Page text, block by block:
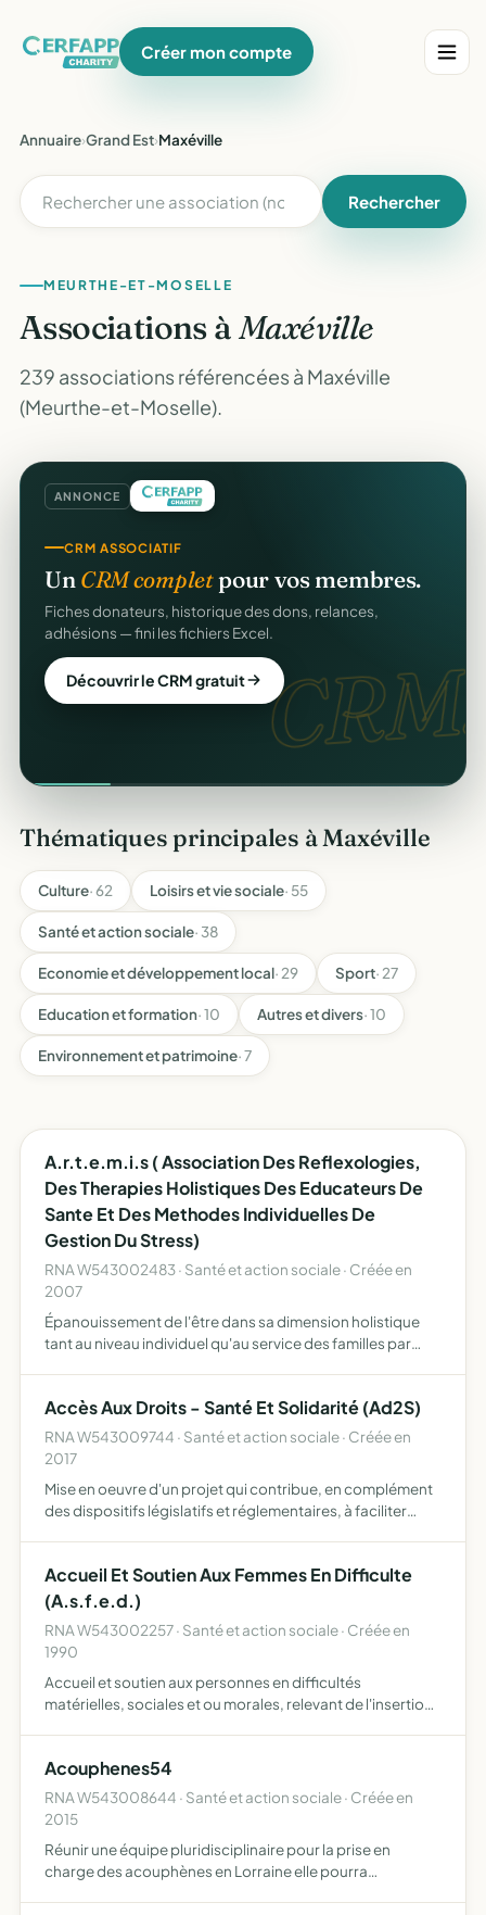
Créer mon compte
Annuaire›Grand Est›Maxéville
Rechercher
MEURTHE-ET-MOSELLE
Associations àMaxéville
239 associations référencées à Maxéville
(Meurthe-et-Moselle).
ANNONCE
CRM.
CRM ASSOCIATIF
Un CRM completpour vos membres.
Fiches donateurs, historique des dons, relances,
adhésions — fini les fichiers Excel.
Découvrir le CRM gratuit
Thématiques principales à Maxéville
Culture· 62 Loisirs et vie sociale· 55
Santé et action sociale· 38
Economie et développement local· 29 Sport· 27
Education et formation· 10 Autres et divers· 10
Environnement et patrimoine· 7
A.r.t.e.m.i.s ( Association Des Reflexologies,
Des Therapies Holistiques Des Educateurs De
Sante Et Des Methodes Individuelles De
Gestion Du Stress)
RNA W543002483 · Santé et action sociale · Créée en
2007
Épanouissement de l'être dans sa dimension holistique
tant au niveau individuel qu'au service des familles par
Accès Aux Droits - Santé Et Solidarité (Ad2S)
RNA W543009744 · Santé et action sociale · Créée en
2017
Mise en oeuvre d'un projet qui contribue, en complément
des dispositifs législatifs et réglementaires, à faciliter
Accueil Et Soutien Aux Femmes En Difficulte
(A.s.f.e.d.)
RNA W543002257 · Santé et action sociale · Créée en
1990
Accueil et soutien aux personnes en difficultés
matérielles, sociales et ou morales, relevant de l'insertion
Acouphenes54
RNA W543008644 · Santé et action sociale · Créée en
2015
Réunir une équipe pluridisciplinaire pour la prise en
charge des acouphènes en Lorraine elle pourra